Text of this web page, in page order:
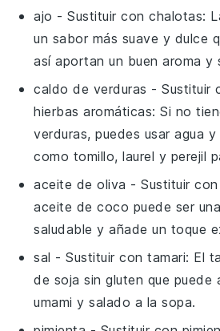
ajo - Sustituir conchalotas:
un sabor más suave y dulce
así aportan un buen aroma y
caldo de verduras - Sustituir
hierbas aromáticas: Si no
verduras, puedes usar agua
como tomillo, laurel y perejil
aceite de oliva - Sustituir
aceite de coco puede ser
saludable y añade un toque
sal - Sustituir contamari: El
de soja sin gluten que puede
umami y salado a la sopa.